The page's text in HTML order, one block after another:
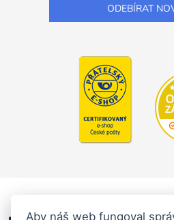
Aby náš web fungoval